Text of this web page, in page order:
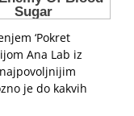
‘Pokret
Ana Lab iz
je do kakvih